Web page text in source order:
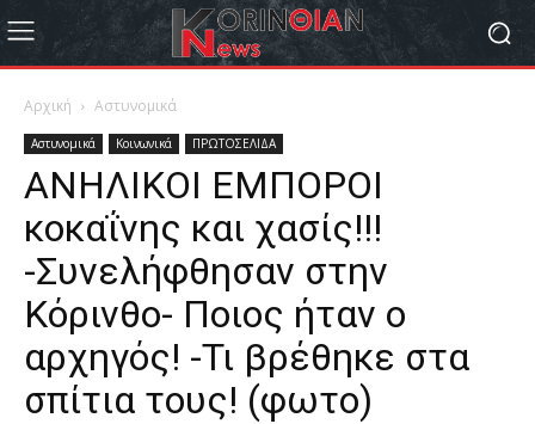
Αρχική Αστυνομικά
Αστυνομικά Κοινωνικά ΠΡΩΤΟΣΕΛΙΔΑ
ΑΝΗΛΙΚΟΙ ΕΜΠΟΡΟΙ
κοκαΐνης και χασίς!!!
-Συνελήφθησαν στην
Κόρινθο- Ποιος ήταν ο
αρχηγός! -Τι βρέθηκε στα
σπίτια τους! (φωτο)